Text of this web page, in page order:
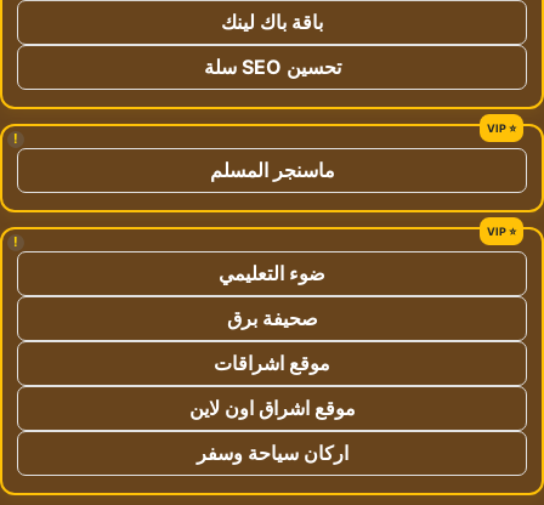
باقة باك لينك
تحسين SEO سلة
!
ماسنجر المسلم
!
ضوء التعليمي
صحيفة برق
موقع اشراقات
موقع اشراق اون لاين
اركان سياحة وسفر